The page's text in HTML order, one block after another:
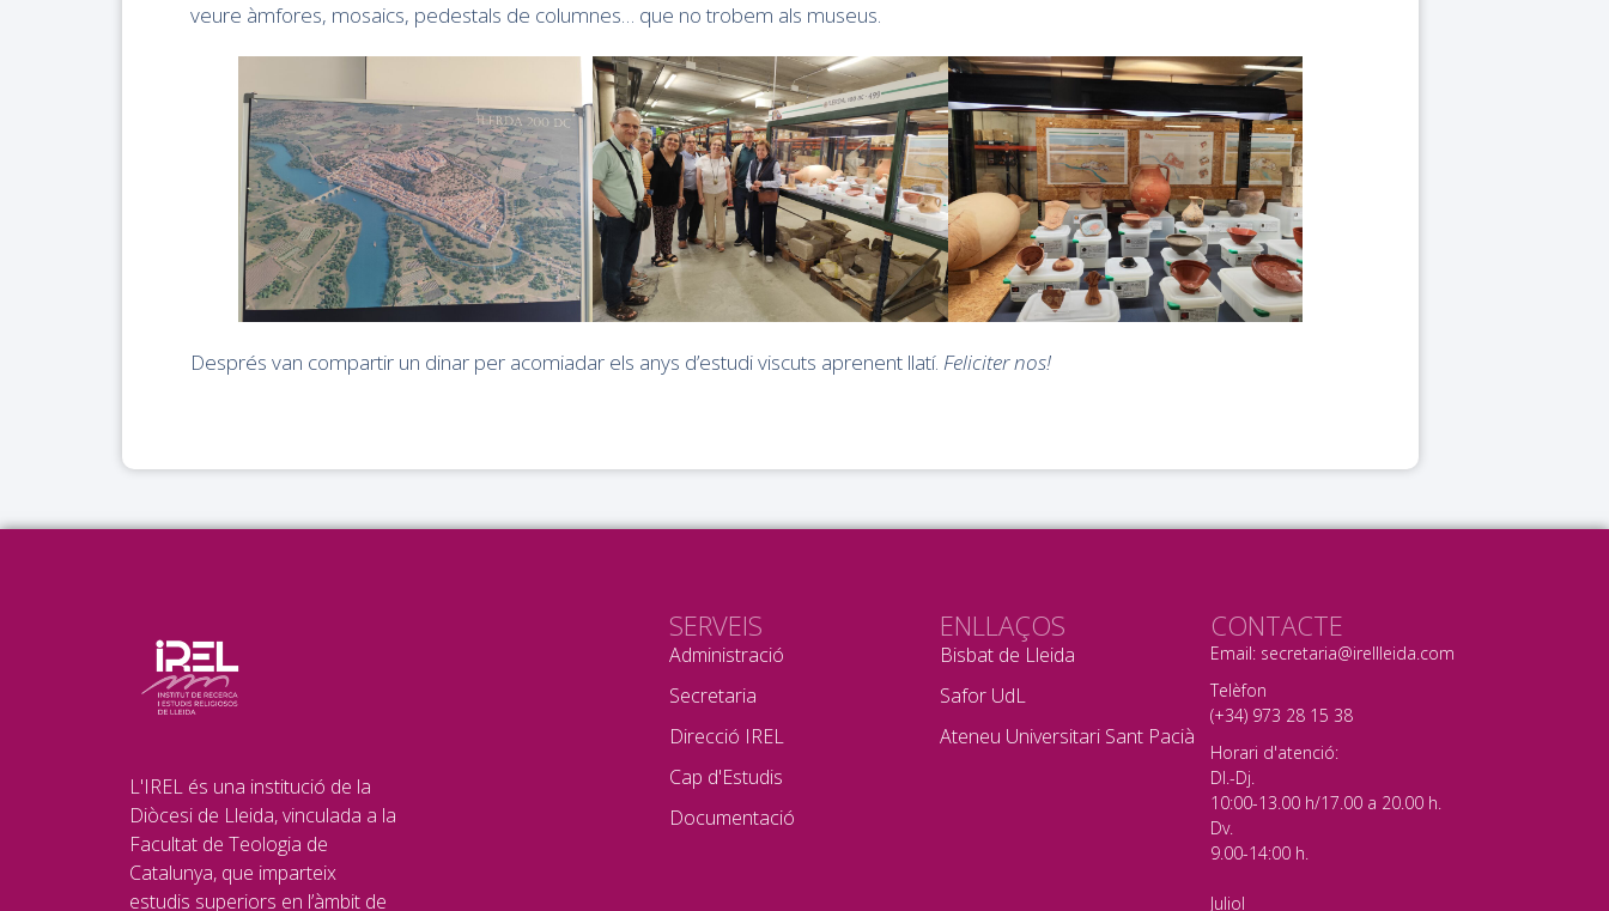
veure àmfores, mosaics, pedestals de columnes… que no trobem als museus.
Després van compartir un dinar per acomiadar els anys d’estudi viscuts aprenent llatí. Feliciternos!
L'IREL és una institució de la
Diòcesi de Lleida, vinculada a la
Facultat de Teologia de
Catalunya, que imparteix
estudis superiors en l’àmbit de
SERVEIS
Administració
Secretaria
Direcció IREL
Cap d'Estudis
Documentació
ENLLAÇOS
Bisbat de Lleida
Safor UdL
Ateneu Universitari Sant Pacià
CONTACTE
Email: secretaria@irellleida.com
Telèfon
(+34) 973 28 15 38
Horari d'atenció:
Dl.-Dj.
10:00-13.00 h/17.00 a 20.00 h.
Dv.
9.00-14:00 h.
Juliol